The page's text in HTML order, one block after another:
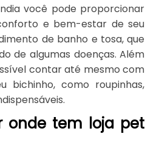
você pode proporcionar
e bem-estar de seu
de banho e tosa, que
de algumas doenças. Além
contar até mesmo com
bichinho, como roupinhas,
onde tem loja pet